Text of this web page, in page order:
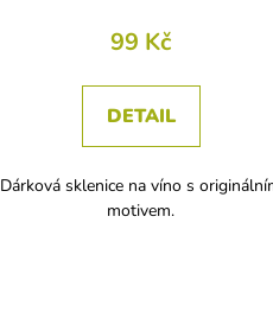
99 Kč
DETAIL
Dárková sklenice na víno s
motivem.